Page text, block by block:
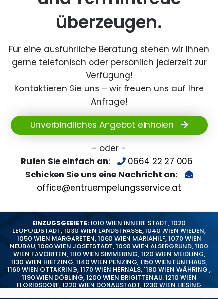
überzeugen.
Für eine ausführliche Beratung stehen wir Ihnen
gerne telefonisch oder persönlich jederzeit zur
Verfügung!
Kontaktieren Sie uns – wir freuen uns auf Ihre
Anfrage!
Unverbindliches Angebot einholen
- oder -
Rufen Sie einfach an:
0664 22 27 006
Schicken Sie uns eine Nachricht an:
office@entruempelungsservice.at
EINZUGSGEBIETE:1010 WIEN INNERE STADT,1020
LEOPOLDSTADT,1030 WIEN LANDSTRASSE,1040 WIEN WIEDEN,
1050 WIEN MARGARETEN,1060 WIEN MARIAHILF,1070 WIEN
NEUBAU,1080 WIEN JOSEFSTADT,1090 WIEN ALSERGRUND,1100
WIEN FAVORITEN,1110 WIEN SIMMERING,1120 WIEN MEIDLING,
1130 WIEN HIETZING,1140 WIEN PENZING,1150 WIEN FÜNFHAUS,
1160 WIEN OTTAKRING,1170 WIEN HERNALS,1180 WIEN WÄHRING ,
1190 WIEN DÖBLING,1200 WIEN BRIGITTENAU,1210 WIEN
FLORIDSDORF,1220 WIEN DONAUSTADT,1230 WIEN LIESING